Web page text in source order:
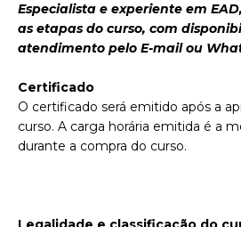
Especialista e experiente em
as etapas do curso, com
atendimento pelo E-mail ou
Certificado
O certificado será emitido após a
curso. A carga horária emitida é a
durante a compra do curso.